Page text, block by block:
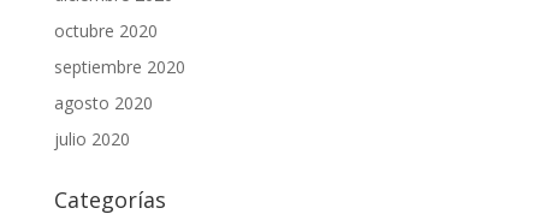
octubre 2020
septiembre 2020
agosto 2020
julio 2020
Categorías